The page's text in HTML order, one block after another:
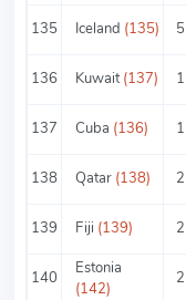
135 Iceland (135) 5
136 Kuwait (137) 1
137 Cuba (136) 1
138 Qatar (138) 2
139 Fiji (139) 2
140
Estonia
(142)
2